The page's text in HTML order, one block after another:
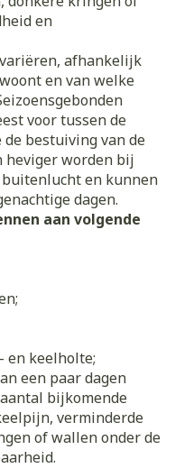
en
afhankelijk
en van welke
voor tussen de
bestuiving van de
heviger worden bij
en kunnen
dagen.
aan volgende
en keelholte;
een paar dagen
bijkomende
verminderde
of wallen onder de